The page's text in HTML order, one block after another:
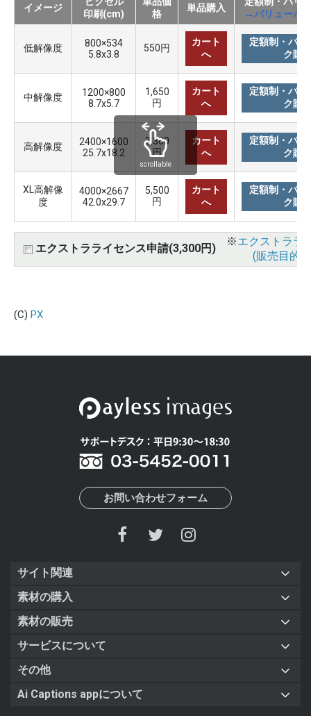
イメージ
印刷(cm)
格
単品購入
→バリューパ
低解像度
800×534
5.8x3.8
550円
カート
へ
定額制・バリ
ク購
中解像度
1200×800
8.7x5.7
1,650
円
カート
へ
定額制・バリ
ク購
高解像度
2400×1600
25.7x18.2
3,300
円
カート
へ
定額制・バリ
ク購
XL高解像
度
4000×2667
42.0x29.7
5,500
円
カート
へ
定額制・バリ
ク購
エクストラライセンス申請(3,300円)
※エクストララ
(販売目的
scrollable
(C) PX
お問い合わせフォーム
サイト関連
素材の購入
素材の販売
サービスについて
その他
Ai Captions appについて